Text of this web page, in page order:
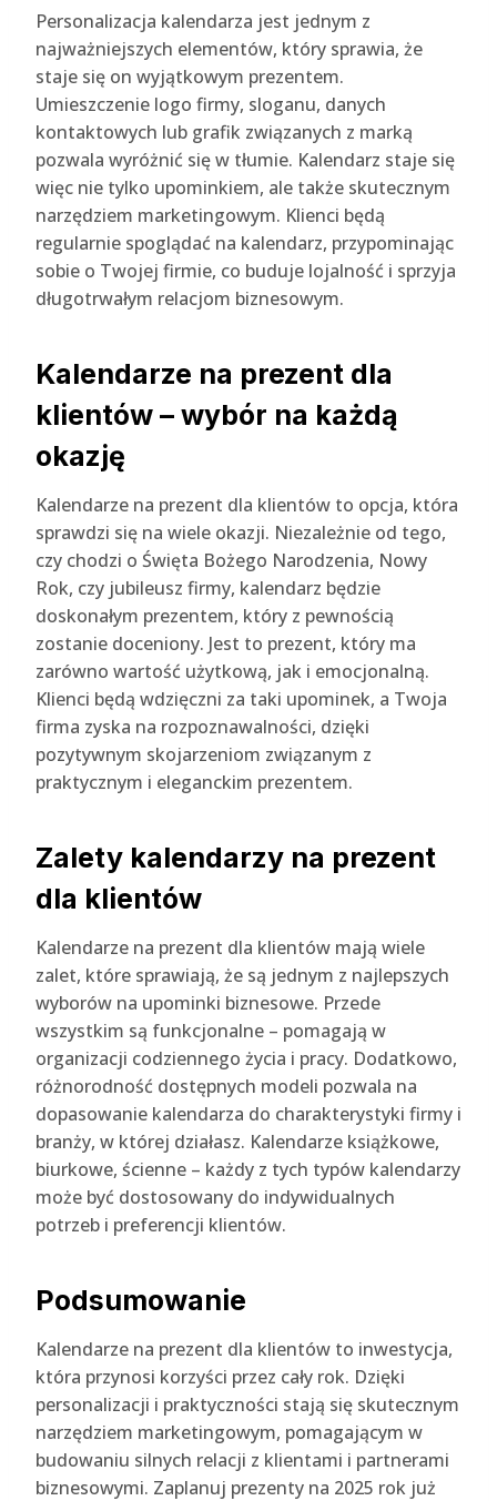
Personalizacja kalendarza jest jednym z
najważniejszych elementów, który sprawia, że
staje się on wyjątkowym prezentem.
Umieszczenie logo firmy, sloganu, danych
kontaktowych lub grafik związanych z marką
pozwala wyróżnić się w tłumie. Kalendarz staje się
więc nie tylko upominkiem, ale także skutecznym
narzędziem marketingowym. Klienci będą
regularnie spoglądać na kalendarz, przypominając
sobie o Twojej firmie, co buduje lojalność i sprzyja
długotrwałym relacjom biznesowym.
Kalendarze na prezent dla
klientów – wybór na każdą
okazję
Kalendarze na prezent dla klientów to opcja, która
sprawdzi się na wiele okazji. Niezależnie od tego,
czy chodzi o Święta Bożego Narodzenia, Nowy
Rok, czy jubileusz firmy, kalendarz będzie
doskonałym prezentem, który z pewnością
zostanie doceniony. Jest to prezent, który ma
zarówno wartość użytkową, jak i emocjonalną.
Klienci będą wdzięczni za taki upominek, a Twoja
firma zyska na rozpoznawalności, dzięki
pozytywnym skojarzeniom związanym z
praktycznym i eleganckim prezentem.
Zalety kalendarzy na prezent
dla klientów
Kalendarze na prezent dla klientów mają wiele
zalet, które sprawiają, że są jednym z najlepszych
wyborów na upominki biznesowe. Przede
wszystkim są funkcjonalne – pomagają w
organizacji codziennego życia i pracy. Dodatkowo,
różnorodność dostępnych modeli pozwala na
dopasowanie kalendarza do charakterystyki firmy i
branży, w której działasz. Kalendarze książkowe,
biurkowe, ścienne – każdy z tych typów kalendarzy
może być dostosowany do indywidualnych
potrzeb i preferencji klientów.
Podsumowanie
Kalendarze na prezent dla klientów to inwestycja,
która przynosi korzyści przez cały rok. Dzięki
personalizacji i praktyczności stają się skutecznym
narzędziem marketingowym, pomagającym w
budowaniu silnych relacji z klientami i partnerami
biznesowymi. Zaplanuj prezenty na 2025 rok już